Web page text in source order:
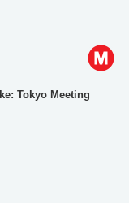
Tokyo Meeting